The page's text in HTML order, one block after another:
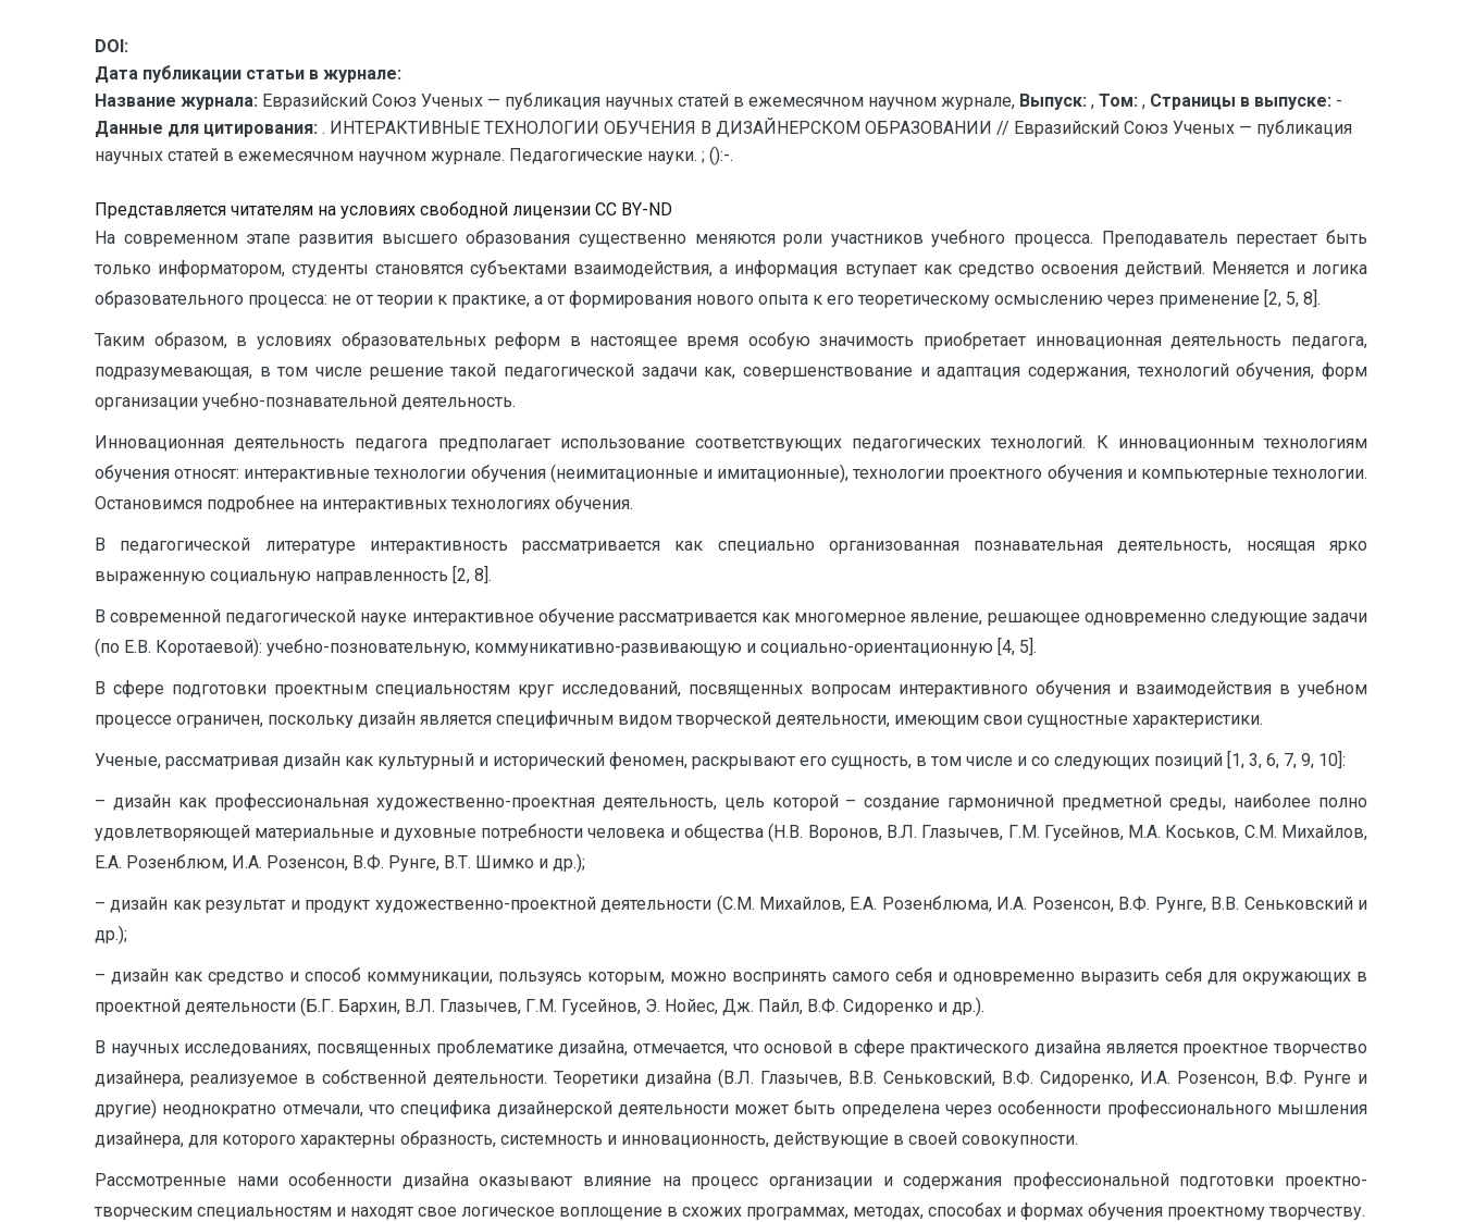
DOI:
Дата публикации статьи в журнале:
Название журнала: Евразийский Союз Ученых — публикация научных статей в ежемесячном научном журнале, Выпуск: , Том: , Страницы в выпуске: -
Данные для цитирования: . ИНТЕРАКТИВНЫЕ ТЕХНОЛОГИИ ОБУЧЕНИЯ В ДИЗАЙНЕРСКОМ ОБРАЗОВАНИИ // Евразийский Союз Ученых — публикация
научных статей в ежемесячном научном журнале. Педагогические науки. ; ():-.
Представляется читателям на условиях свободной лицензии CC BY-ND
На современном этапе развития высшего образования существенно меняются роли участников учебного процесса. Преподаватель перестает быть
только информатором, студенты становятся субъектами взаимодействия, а информация вступает как средство освоения действий. Меняется и логика
образовательного процесса: не от теории к практике, а от формирования нового опыта к его теоретическому осмыслению через применение [2, 5, 8].
Таким образом, в условиях образовательных реформ в настоящее время особую значимость приобретает инновационная деятельность педагога,
подразумевающая, в том числе решение такой педагогической задачи как, совершенствование и адаптация содержания, технологий обучения, форм
организации учебно-познавательной деятельность.
Инновационная деятельность педагога предполагает использование соответствующих педагогических технологий. К инновационным технологиям
обучения относят: интерактивные технологии обучения (неимитационные и имитационные), технологии проектного обучения и компьютерные технологии.
Остановимся подробнее на интерактивных технологиях обучения.
В педагогической литературе интерактивность рассматривается как специально организованная познавательная деятельность, носящая ярко
выраженную социальную направленность [2, 8].
В современной педагогической науке интерактивное обучение рассматривается как многомерное явление, решающее одновременно следующие задачи
(по Е.В. Коротаевой): учебно-позновательную, коммуникативно-развивающую и социально-ориентационную [4, 5].
В сфере подготовки проектным специальностям круг исследований, посвященных вопросам интерактивного обучения и взаимодействия в учебном
процессе ограничен, поскольку дизайн является специфичным видом творческой деятельности, имеющим свои сущностные характеристики.
Ученые, рассматривая дизайн как культурный и исторический феномен, раскрывают его сущность, в том числе и со следующих позиций [1, 3, 6, 7, 9, 10]:
– дизайн как профессиональная художественно-проектная деятельность, цель которой – создание гармоничной предметной среды, наиболее полно
удовлетворяющей материальные и духовные потребности человека и общества (Н.В. Воронов, В.Л. Глазычев, Г.М. Гусейнов, М.А. Коськов, С.М. Михайлов,
Е.А. Розенблюм, И.А. Розенсон, В.Ф. Рунге, В.Т. Шимко и др.);
– дизайн как результат и продукт художественно-проектной деятельности (С.М. Михайлов, Е.А. Розенблюма, И.А. Розенсон, В.Ф. Рунге, В.В. Сеньковский и
др.);
– дизайн как средство и способ коммуникации, пользуясь которым, можно воспринять самого себя и одновременно выразить себя для окружающих в
проектной деятельности (Б.Г. Бархин, В.Л. Глазычев, Г.М. Гусейнов, Э. Нойес, Дж. Пайл, В.Ф. Сидоренко и др.).
В научных исследованиях, посвященных проблематике дизайна, отмечается, что основой в сфере практического дизайна является проектное творчество
дизайнера, реализуемое в собственной деятельности. Теоретики дизайна (В.Л. Глазычев, В.В. Сеньковский, В.Ф. Сидоренко, И.А. Розенсон, В.Ф. Рунге и
другие) неоднократно отмечали, что специфика дизайнерской деятельности может быть определена через особенности профессионального мышления
дизайнера, для которого характерны образность, системность и инновационность, действующие в своей совокупности.
Рассмотренные нами особенности дизайна оказывают влияние на процесс организации и содержания профессиональной подготовки проектно-
творческим специальностям и находят свое логическое воплощение в схожих программах, методах, способах и формах обучения проектному творчеству.